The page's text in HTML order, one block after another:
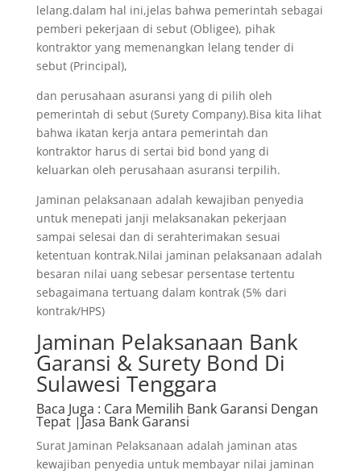
lelang.dalam hal ini,jelas bahwa pemerintah sebagai
pemberi pekerjaan di sebut (Obligee), pihak
kontraktor yang memenangkan lelang tender di
sebut (Principal),
dan perusahaan asuransi yang di pilih oleh
pemerintah di sebut (Surety Company).Bisa kita lihat
bahwa ikatan kerja antara pemerintah dan
kontraktor harus di sertai bid bond yang di
keluarkan oleh perusahaan asuransi terpilih.
Jaminan pelaksanaan adalah kewajiban penyedia
untuk menepati janji melaksanakan pekerjaan
sampai selesai dan di serahterimakan sesuai
ketentuan kontrak.Nilai jaminan pelaksanaan adalah
besaran nilai uang sebesar persentase tertentu
sebagaimana tertuang dalam kontrak (5% dari
kontrak/HPS)
Jaminan Pelaksanaan Bank
Garansi & Surety Bond Di
Sulawesi Tenggara
Baca Juga : Cara Memilih Bank Garansi Dengan
Tepat |Jasa Bank Garansi
Surat Jaminan Pelaksanaan adalah jaminan atas
kewajiban penyedia untuk membayar nilai jaminan